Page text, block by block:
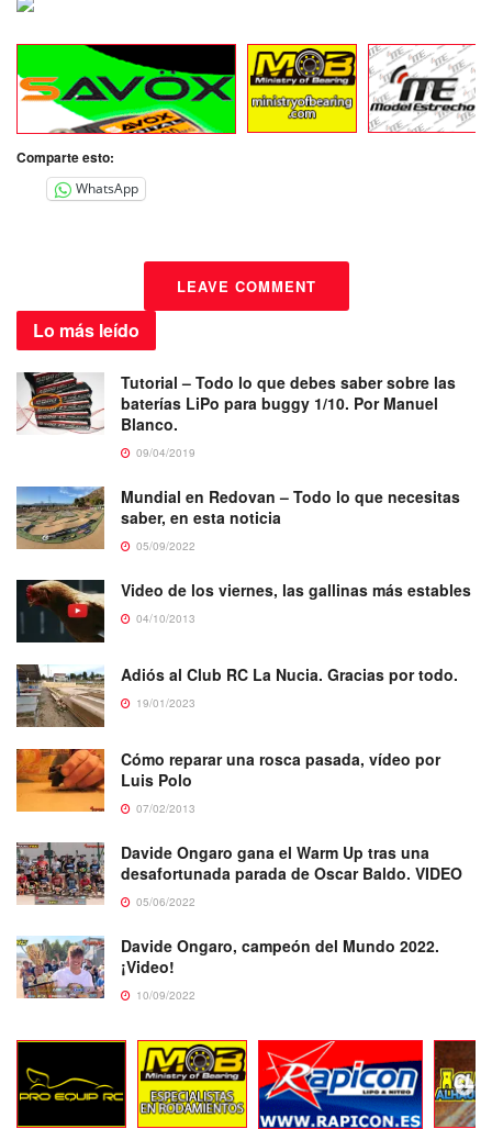
Comparte esto:
WhatsApp
LEAVE COMMENT
Lo más leído
Tutorial – Todo lo que debes saber sobre las
baterías LiPo para buggy 1/10. Por Manuel
Blanco.
09/04/2019
Mundial en Redovan – Todo lo que necesitas
saber, en esta noticia
05/09/2022
Video de los viernes, las gallinas más estables
04/10/2013
Adiós al Club RC La Nucia. Gracias por todo.
19/01/2023
Cómo reparar una rosca pasada, vídeo por
Luis Polo
07/02/2013
Davide Ongaro gana el Warm Up tras una
desafortunada parada de Oscar Baldo. VIDEO
05/06/2022
Davide Ongaro, campeón del Mundo 2022.
¡Video!
10/09/2022